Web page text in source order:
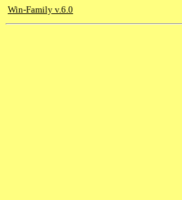
Win-Family v.6.0